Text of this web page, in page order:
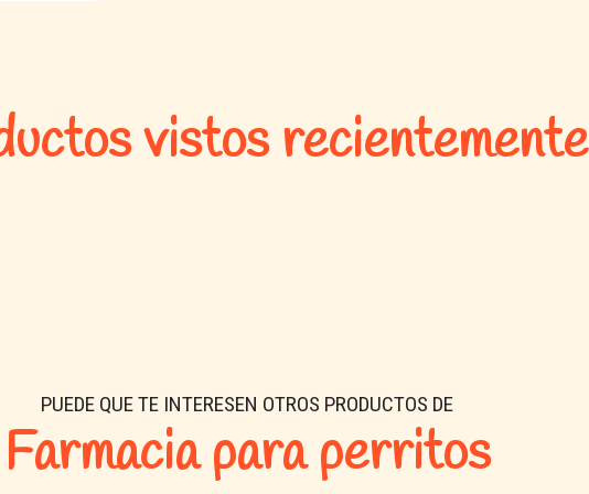
vistos recientemente
PUEDE QUE TE INTERESEN OTROS PRODUCTOS DE
Farmacia para perritos